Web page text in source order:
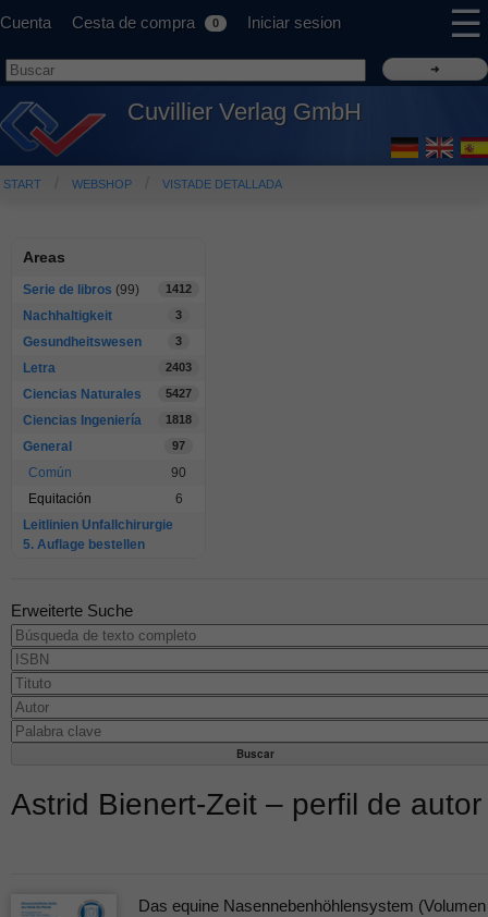
Cuenta Cesta de compra 0 Iniciar sesion ☰
Cuvillier Verlag GmbH
START WEBSHOP VISTADE DETALLADA
Areas
Serie de libros (99) 1412
Nachhaltigkeit 3
Gesundheitswesen 3
Letra 2403
Ciencias Naturales 5427
Ciencias Ingeniería 1818
General 97
Común
90
Equitación
6
Leitlinien Unfallchirurgie
5. Auflage bestellen
Erweiterte Suche
Astrid Bienert-Zeit – perfil de autor
Das equine Nasennebenhöhlensystem (Volumen